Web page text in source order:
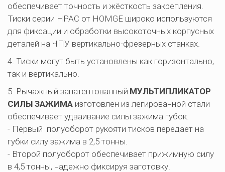
обеспечивает точность и жёсткость закрепления.
Тиски серии HPAC от HOMGE широко используются
для фиксации и обработки высокоточных корпусных
деталей на ЧПУ вертикально-фрезерных станках.
4. Тиски могут быть установлены как горизонтально,
так и вертикально.
5. Рычажный запатентованный МУЛЬТИПЛИКАТОР
СИЛЫ ЗАЖИМА изготовлен из легированной стали
обеспечивает удваивание силы зажима губок.
- Первый  полуоборот рукояти тисков передает на
губки силу зажима в 2,5 тонны.
- Второй полуоборот обеспечивает прижимную силу
в 4,5 тонны, надежно фиксируя заготовку.